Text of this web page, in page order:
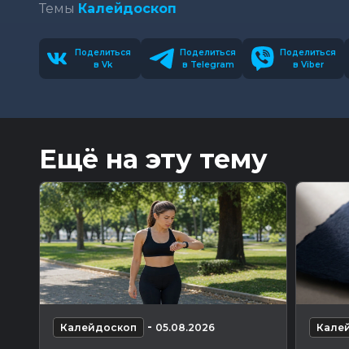
Темы Калейдоскоп
Поделиться
в Vk
Поделиться
в Telegram
Поделиться
в Viber
Ещё на эту тему
Калейдоскоп - 05.08.2026